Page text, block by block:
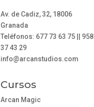
Av. de Cadiz, 32, 18006
Granada
Teléfonos: 677 73 63 75 || 958
37 43 29
info@arcanstudios.com
Cursos
Arcan Magic